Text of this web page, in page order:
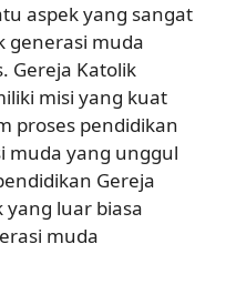
aspek yang sangat
generasi muda
Gereja Katolik
misi yang kuat
proses pendidikan
muda yang unggul
Gereja
yang luar biasa
muda